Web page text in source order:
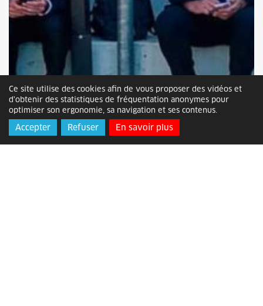
Ce site utilise des cookies afin de vous proposer des vidéos et
d'obtenir des statistiques de fréquentation anonymes pour
optimiser son ergonomie, sa navigation et ses contenus.
Accepter Refuser En savoir plus